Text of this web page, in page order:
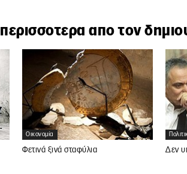
περισσοτερα απο τον
Οικονομία
Φετινά ξινά σταφύλια Δεν